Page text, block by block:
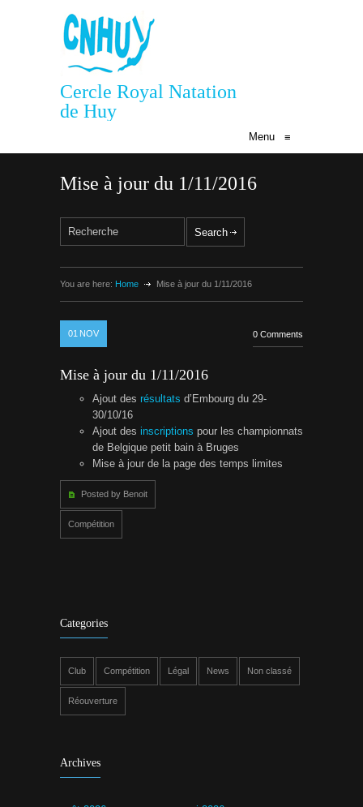
Cercle Royal Natation
de Huy
Menu ≡
Mise à jour du 1/11/2016
You are here: Home Mise à jour du 1/11/2016
01 NOV 0 Comments
Mise à jour du 1/11/2016
Ajout des résultats d’Embourg du 29-
30/10/16
Ajout des inscriptions pour les championnats
de Belgique petit bain à Bruges
Mise à jour de la page des temps limites
Posted by Benoit
Compétition
Categories
Club Compétition Légal News Non classé
Réouverture
Archives